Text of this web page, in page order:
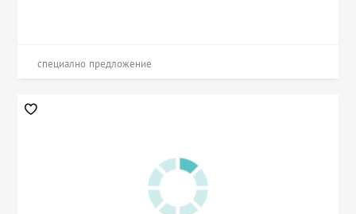
специално предложение